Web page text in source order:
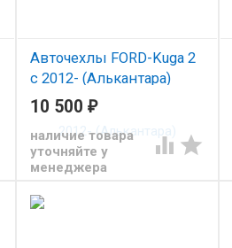
Авточехлы FORD-Kuga 2
с 2012- (Алькантара)
шок+шоколад
Чехлы из экокожи Автопилот
для Форд Куга 2 с 2012
10 500₽
наличие товара
уточняйте у
менеджера
 